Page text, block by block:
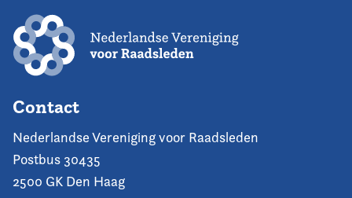
Contact
Nederlandse Vereniging voor Raadsleden
Postbus 30435
2500 GK Den Haag